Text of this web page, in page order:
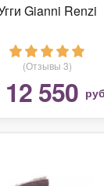
Gianni Renzi
(Отзывы 3)
12 550